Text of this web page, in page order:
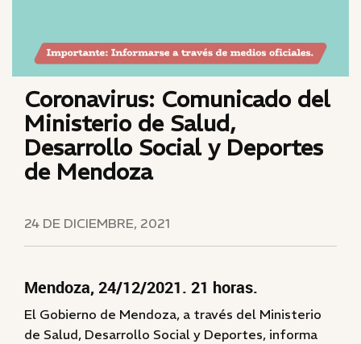
Coronavirus: Comunicado del
Ministerio de Salud,
Desarrollo Social y Deportes
de Mendoza
24 DE DICIEMBRE, 2021
Mendoza, 24/12/2021. 21 horas.
El Gobierno de Mendoza, a través del Ministerio
de Salud, Desarrollo Social y Deportes, informa